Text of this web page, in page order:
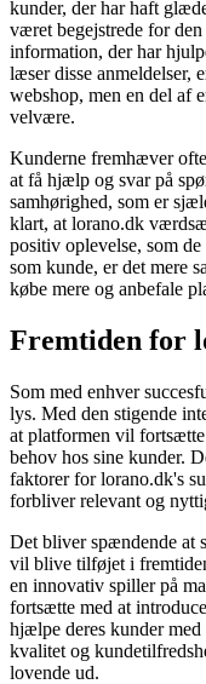
kunder, der har haft
været begejstrede for
information, der har
læser disse anmeldelser,
webshop, men en del af
velvære.
Kunderne fremhæver
at få hjælp og svar på
samhørighed, som er
klart, at lorano.dk
positiv oplevelse, som
som kunde, er det mere
købe mere og anbefale
Fremtiden for
Som med enhver
lys. Med den stigende
at platformen vil
behov hos sine kunder.
faktorer for lorano.dk's
forbliver relevant og
Det bliver spændende at
vil blive tilføjet i
en innovativ spiller på
fortsætte med at
hjælpe deres kunder
kvalitet og
lovende ud.